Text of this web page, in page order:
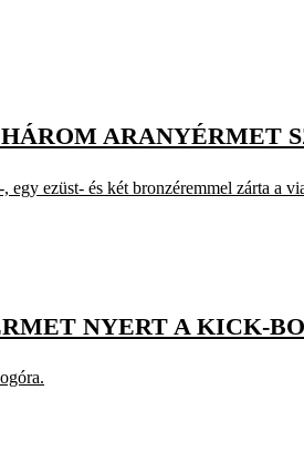
ARANYÉRMET
egy ezüst- és két bronzéremmel zárta a
NYERT A KICK-